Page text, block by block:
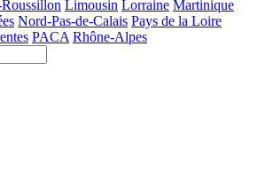
Limousin Lorraine Martinique
Nord-Pas-de-Calais Pays de la Loire
PACA Rhône-Alpes